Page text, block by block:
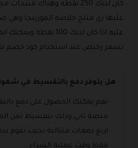
كان لديك 250 نقطه وهناك
عليها زي منتج خلاصة المورينجا
عليه اذا كان لديك 100
بسعر رخيص عند استخدام كود خصم
هل يتوفر دفع بالتقسيط في
نعم يمكنك الحصول على دفع
منصة تابي وذلك بتقسيط ثمن
اربع دفعات متتالية بحيث تقوم
فقط وقت عملية الشراء .